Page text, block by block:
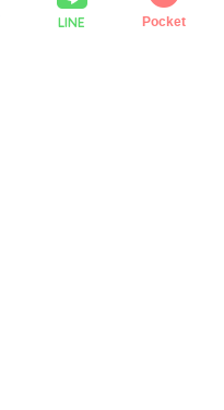
LINE Pocket